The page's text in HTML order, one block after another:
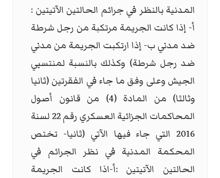
المدنية بالنظر في جرائم الحالتين الآتيتين :
أ‌- إذا كانت الجريمة مرتكبة من رجل شرطة
ضد مدني ب‌- إذا ارتكبت الجريمة من مدني
ضد رجل شرطة) وكذلك بالنسبة لمنتسبي
الجيش وعلى وفق ما جاء في الفقرتين (ثانيا
وثالثا) من المادة (4) من قانون أصول
المحاكمات الجزائية العسكري رقم 22 لسنة
2016 التي جاء فيها الآتي (ثانيا- تختص
المحكمة المدنية في نظر الجرائم في
الحالتين الآتيتين :أ-اذا كانت الجريمة